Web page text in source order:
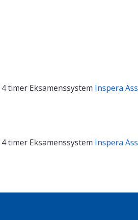
4 timer Eksamenssystem Inspera
4 timer Eksamenssystem Inspera